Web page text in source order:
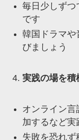
毎日少しずつ
です
韓国ドラマや
びましょう
実践の場を積
オンライン
加するなど実
失敗を恐れ